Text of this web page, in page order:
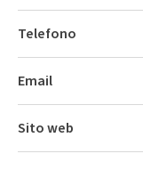
Telefono
Email
Sito web